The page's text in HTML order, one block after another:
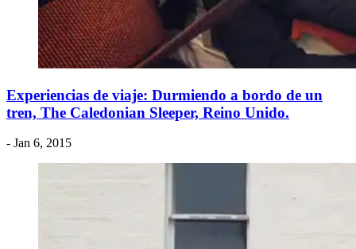
Experiencias de viaje: Durmiendo a bordo de un
tren, The Caledonian Sleeper, Reino Unido.
- Jan 6, 2015